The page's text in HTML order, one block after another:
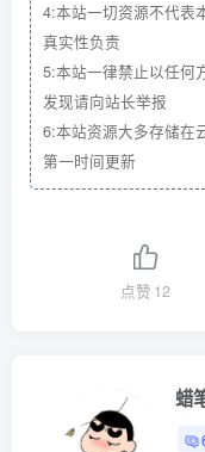
4:本站一切资源不代表
真实性负责
5:本站一律禁止以任何
发现请向站长举报
6:本站资源大多存储在
第一时间更新
点赞 12
蜡